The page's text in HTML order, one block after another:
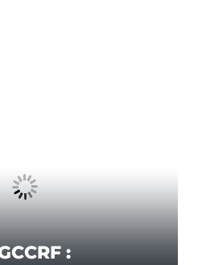
: